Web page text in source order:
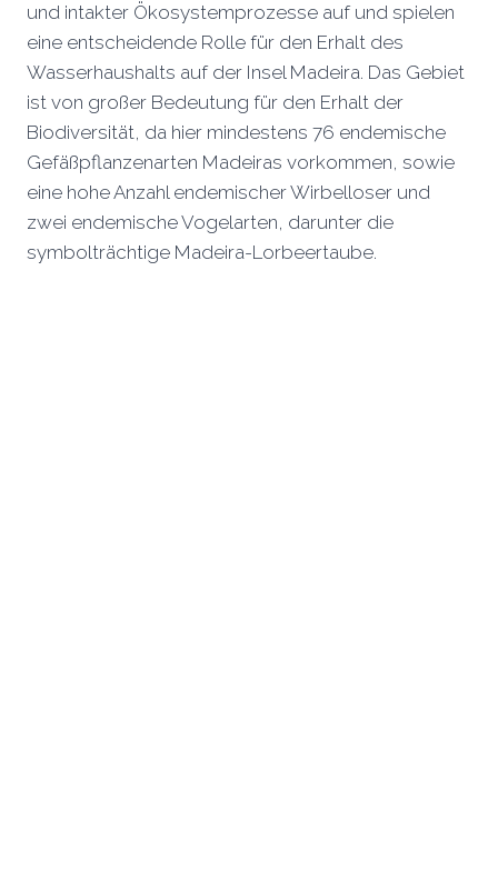
und intakter Ökosystemprozesse auf und spielen
eine entscheidende Rolle für den Erhalt des
Wasserhaushalts auf der Insel Madeira. Das Gebiet
ist von großer Bedeutung für den Erhalt der
Biodiversität, da hier mindestens 76 endemische
Gefäßpflanzenarten Madeiras vorkommen, sowie
eine hohe Anzahl endemischer Wirbelloser und
zwei endemische Vogelarten, darunter die
symbolträchtige Madeira-Lorbeertaube.